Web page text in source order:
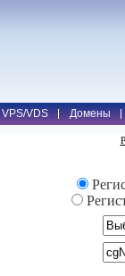
VPS/VDS Домены